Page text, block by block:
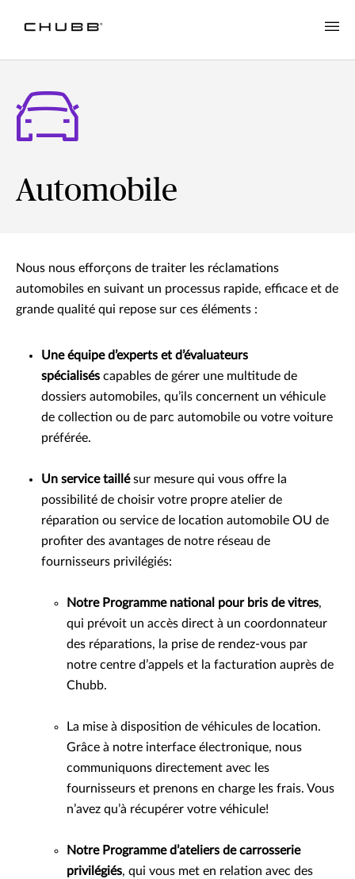
Automobile
Nous nous efforçons de traiter les réclamations
automobiles en suivant un processus rapide, efficace et de
grande qualité qui repose sur ces éléments :
Une équipe d’experts et d’évaluateurs
spécialisés capables de gérer une multitude de
dossiers automobiles, qu’ils concernent un véhicule
de collection ou de parc automobile ou votre voiture
préférée.
Un service taillésur mesure qui vous offre la
possibilité de choisir votre propre atelier de
réparation ou service de location automobile OU de
profiter des avantages de notre réseau de
fournisseurs privilégiés:
Notre Programme national pour bris de vitres,
qui prévoit un accès direct à un coordonnateur
des réparations, la prise de rendez-vous par
notre centre d’appels et la facturation auprès de
Chubb.
La mise à disposition de véhicules de location.
Grâce à notre interface électronique, nous
communiquons directement avec les
fournisseurs et prenons en charge les frais. Vous
n’avez qu’à récupérer votre véhicule!
Notre Programme d’ateliers de carrosserie
privilégiés, qui vous met en relation avec des